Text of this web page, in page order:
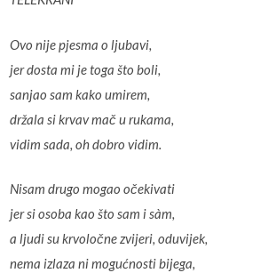
Ovo nije pjesma o ljubavi,
jer dosta mi je toga što boli,
sanjao sam kako umirem,
držala si krvav mač u rukama,
vidim sada, oh dobro vidim.
Nisam drugo mogao očekivati
jer si osoba kao što sam i sàm,
a ljudi su krvoločne zvijeri, oduvijek,
nema izlaza ni mogućnosti bijega,